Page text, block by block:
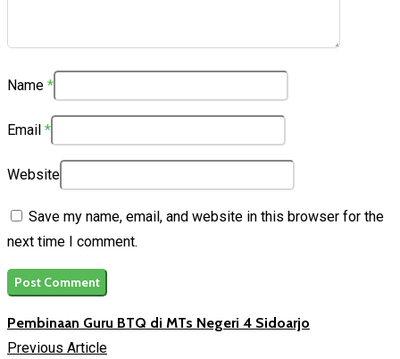
Name *
Email *
Website
Save my name, email, and website in this browser for the
next time I comment.
Pembinaan Guru BTQ di MTs Negeri 4 Sidoarjo
Previous Article